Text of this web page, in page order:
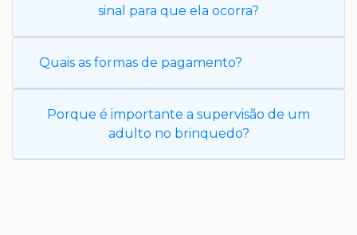
sinal para que ela ocorra?
Quais as formas de pagamento?
Porque é importante a supervisão de um
adulto no brinquedo?